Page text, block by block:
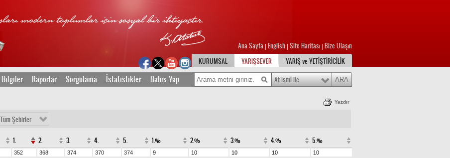
Ana Sayfa English Site Haritası Bize Ulaşın
KURUMSAL
YARIŞSEVER YARIŞ ve YETİŞTİRİCİLİK
Bilgiler Raporlar Sorgulama İstatistikler Bahis Yap At İsmi İle
Yazdır
Tüm Şehirler
1. 2. 3. 4. 5. 1.% 2.% 3.% 4.% 5.%
352 368 374 370 374 9 10 10 10
10